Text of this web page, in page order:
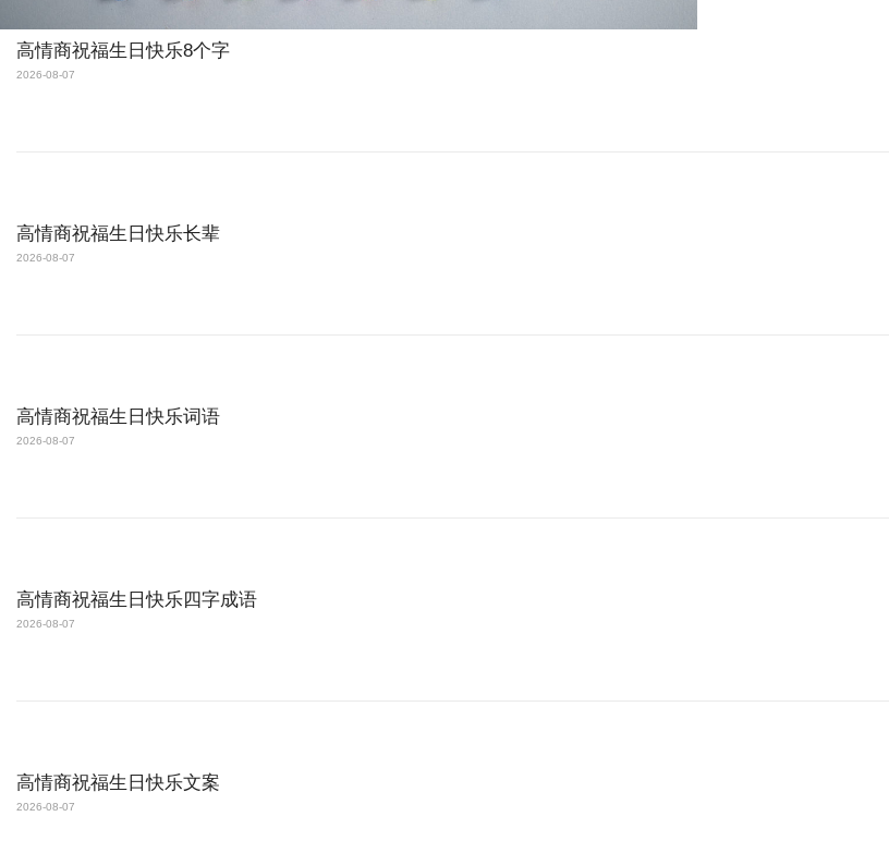
高情商祝福生日快乐8个字
2026-08-07
高情商祝福生日快乐长辈
2026-08-07
高情商祝福生日快乐词语
2026-08-07
高情商祝福生日快乐四字成语
2026-08-07
高情商祝福生日快乐文案
2026-08-07